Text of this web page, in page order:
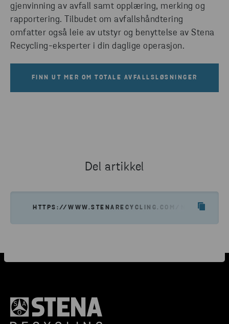
gjenvinning av avfall samt opplæring, merking og
rapportering. Tilbudet om avfallshåndtering
omfatter også leie av utstyr og benyttelse av Stena
Recycling-eksperter i din daglige operasjon.
FINN UT MER OM TOTALE AVFALLSLØSNINGER
Del artikkel
HTTPS://WWW.STENARECYCLING.COM/NO/HVA-